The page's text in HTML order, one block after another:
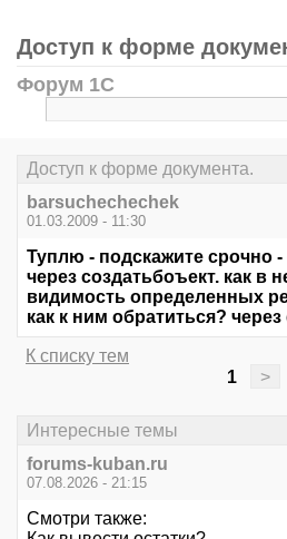
Доступ к форме
Форум 1С
Доступ к форме документа.
barsuchechechek
01.03.2009 - 11:30
Туплю - подскажите срочно
через создатьбоъект. как в
видимость определенных
как к ним обратиться?
К списку тем
1
>
Интересные темы
forums-kuban.ru
07.08.2026 - 21:15
Смотри также: